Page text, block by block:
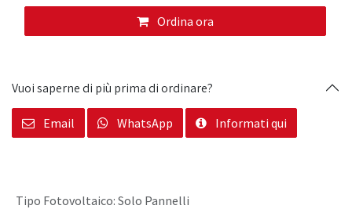
Ordina ora
Vuoi saperne di più prima di ordinare?
Email WhatsApp Informati qui
Tipo Fotovoltaico: Solo Pannelli